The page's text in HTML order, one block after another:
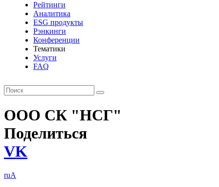
Рейтинги
Аналитика
ESG продукты
Рэнкинги
Конференции
Тематики
Услуги
FAQ
ООО СК "НСГ"
Поделиться
VK
ruA